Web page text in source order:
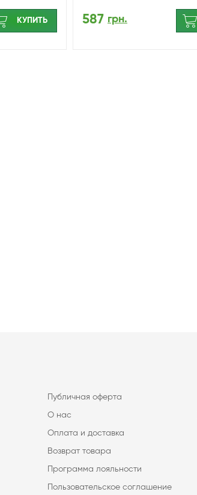
КУПИТЬ 587 грн.
Публичная оферта
О нас
Оплата и доставка
Возврат товара
Программа лояльности
Пользовательское соглашение